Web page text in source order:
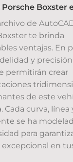
Boxster
de
te brinda
ventajas. En
y
permitirán crear
de este
Cada curva, línea
se ha
para
en